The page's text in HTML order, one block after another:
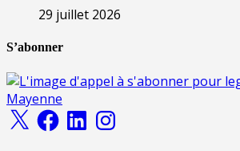
29 juillet 2026
S’abonner
X FacebookLinkedInInstagram